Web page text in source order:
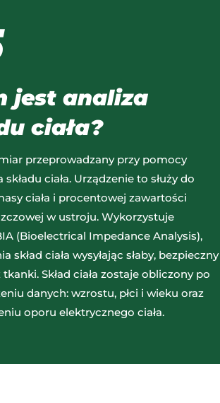
jest analiza
ciała?
przeprowadzany przy pomocy
składu ciała. Urządzenie to służy do
ciała i procentowej zawartości
w ustroju. Wykorzystuje
(Bioelectrical Impedance Analysis),
skład ciała wysyłając słaby, bezpieczny
Skład ciała zostaje obliczony po
danych: wzrostu, płci i wieku oraz
oporu elektrycznego ciała.